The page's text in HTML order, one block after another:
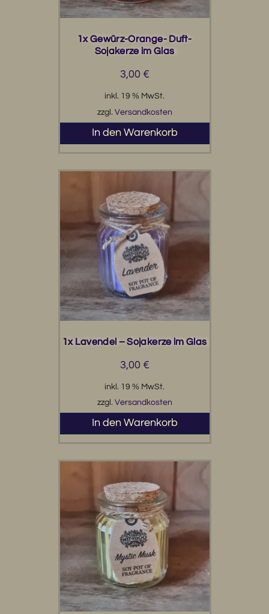
1x Gewürz-Orange- Duft-
Sojakerze im Glas
3,00 €
inkl. 19 % MwSt.
zzgl. Versandkosten
In den Warenkorb
1x Lavendel – Sojakerze im Glas
3,00 €
inkl. 19 % MwSt.
zzgl. Versandkosten
In den Warenkorb